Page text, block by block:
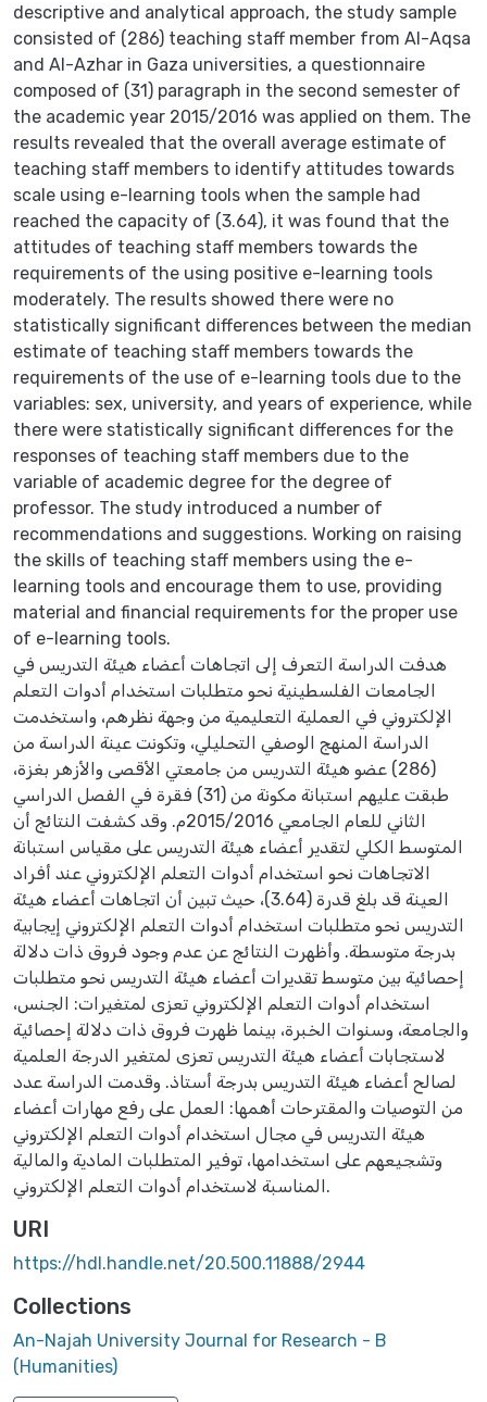
descriptive and analytical approach, the study sample
consisted of (286) teaching staff member from Al-Aqsa
and Al-Azhar in Gaza universities, a questionnaire
composed of (31) paragraph in the second semester of
the academic year 2015/2016 was applied on them. The
results revealed that the overall average estimate of
teaching staff members to identify attitudes towards
scale using e-learning tools when the sample had
reached the capacity of (3.64), it was found that the
attitudes of teaching staff members towards the
requirements of the using positive e-learning tools
moderately. The results showed there were no
statistically significant differences between the median
estimate of teaching staff members towards the
requirements of the use of e-learning tools due to the
variables: sex, university, and years of experience, while
there were statistically significant differences for the
responses of teaching staff members due to the
variable of academic degree for the degree of
professor. The study introduced a number of
recommendations and suggestions. Working on raising
the skills of teaching staff members using the e-
learning tools and encourage them to use, providing
material and financial requirements for the proper use
of e-learning tools.
هدفت الدراسة التعرف إلى اتجاهات أعضاء هيئة التدريس في
الجامعات الفلسطينية نحو متطلبات استخدام أدوات التعلم
الإلكتروني في العملية التعليمية من وجهة نظرهم، واستخدمت
الدراسة المنهج الوصفي التحليلي، وتكونت عينة الدراسة من
(286) عضو هيئة التدريس من جامعتي الأقصى والأزهر بغزة،
طبقت عليهم استبانة مكونة من (31) فقرة في الفصل الدراسي
الثاني للعام الجامعي 2015/2016م. وقد كشفت النتائج أن
المتوسط الكلي لتقدير أعضاء هيئة التدريس على مقياس استبانة
الاتجاهات نحو استخدام أدوات التعلم الإلكتروني عند أفراد
العينة قد بلغ قدرة (3.64)، حيث تبين أن اتجاهات أعضاء هيئة
التدريس نحو متطلبات استخدام أدوات التعلم الإلكتروني إيجابية
بدرجة متوسطة. وأظهرت النتائج عن عدم وجود فروق ذات دلالة
إحصائية بين متوسط تقديرات أعضاء هيئة التدريس نحو متطلبات
استخدام أدوات التعلم الإلكتروني تعزى لمتغيرات: الجنس،
والجامعة، وسنوات الخبرة، بينما ظهرت فروق ذات دلالة إحصائية
لاستجابات أعضاء هيئة التدريس تعزى لمتغير الدرجة العلمية
لصالح أعضاء هيئة التدريس بدرجة أستاذ. وقدمت الدراسة عدد
من التوصيات والمقترحات أهمها: العمل على رفع مهارات أعضاء
هيئة التدريس في مجال استخدام أدوات التعلم الإلكتروني
وتشجيعهم على استخدامها، توفير المتطلبات المادية والمالية
المناسبة لاستخدام أدوات التعلم الإلكتروني.
URI
https://hdl.handle.net/20.500.11888/2944
Collections
An-Najah University Journal for Research - B
(Humanities)